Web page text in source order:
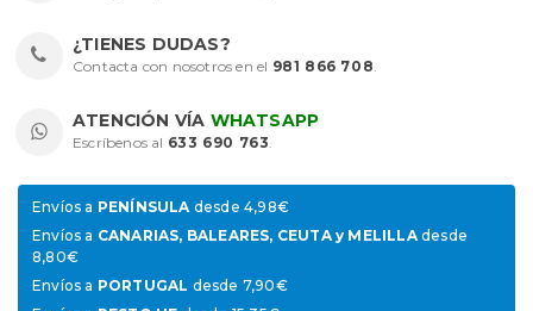
¿TIENES DUDAS?
Contacta con nosotros en el 981 866 708
ATENCIÓN VÍA WHATSAPP
Escríbenos al 633 690 763
Envíos a PENÍNSULA desde 4,98€
Envíos a CANARIAS, BALEARES, CEUTA y MELILLAdesde
8,80€
Envíos a PORTUGAL desde 7,90€